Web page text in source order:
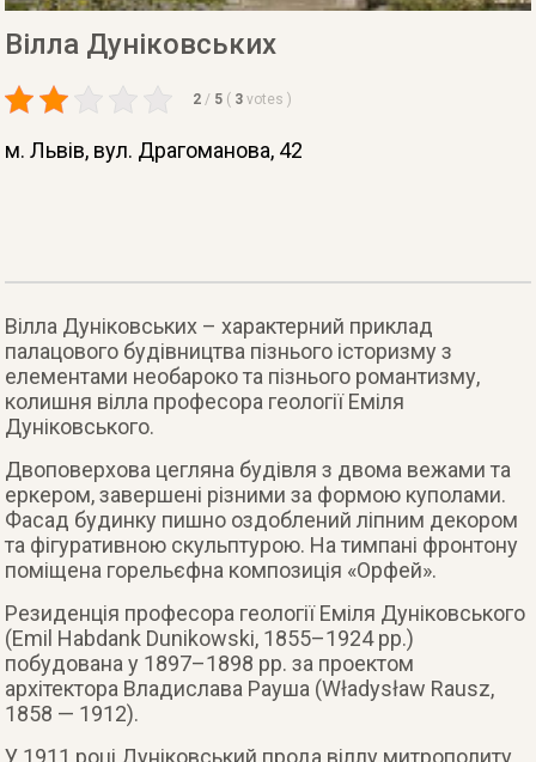
Вілла Дуніковських
2 / 5 ( 3 votes )
м. Львів, вул. Драгоманова, 42
Вілла Дуніковських – характерний приклад
палацового будівництва пізнього історизму з
елементами необароко та пізнього романтизму,
колишня вілла професора геології Еміля
Дуніковського.
Двоповерхова цегляна будівля з двома вежами та
еркером, завершені різними за формою куполами.
Фасад будинку пишно оздоблений ліпним декором
та фігуративною скульптурою. На тимпані фронтону
поміщена горельєфна композиція «Орфей».
Резиденція професора геології Еміля Дуніковського
(Emil Habdank Dunikowski, 1855–1924 рр.)
побудована у 1897–1898 рр. за проектом
архітектора Владислава Рауша (Władysław Rausz,
1858 — 1912).
У 1911 році Дуніковський прода віллу митрополиту